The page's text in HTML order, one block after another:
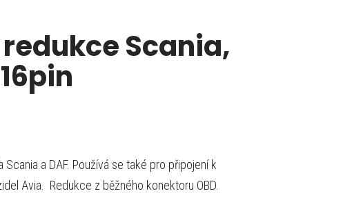
Scania,
a DAF. Používá se také pro připojení k
Avia. Redukce z běžného konektoru OBD.